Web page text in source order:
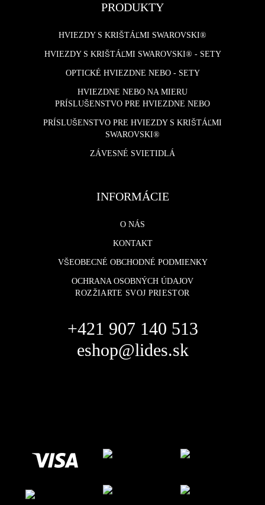
PRODUKTY
HVIEZDY S KRIŠTÁĽMI SWAROVSKI®
HVIEZDY S KRIŠTÁĽMI SWAROVSKI® - SETY
OPTICKÉ HVIEZDNE NEBO - SETY
HVIEZDNE NEBO NA MIERU
PRÍSLUŠENSTVO PRE HVIEZDNE NEBO
PRÍSLUŠENSTVO PRE HVIEZDY S KRIŠTÁĽMI
SWAROVSKI®
ZÁVESNÉ SVIETIDLÁ
INFORMÁCIE
O NÁS
KONTAKT
VŠEOBECNÉ OBCHODNÉ PODMIENKY
OCHRANA OSOBNÝCH ÚDAJOV
ROZŽIARTE SVOJ PRIESTOR
+421 907 140 513
eshop@lides.sk